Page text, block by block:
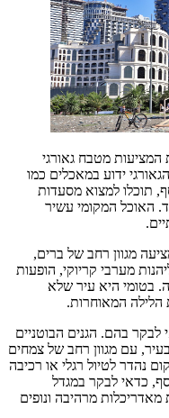
המציעות מטבח גאורגי
ידוע במאכלים כמו
תוכלו למצוא מסעדות
האוכל המקומי עשיר
מגוון רחב של ברים,
מערבי קריוקי, הופעות
בטומי היא עיר שלא
המאוחרות.
בהם. הגנים הבוטניים
עם מגוון רחב של צמחים
נהדר לטיול רגלי או רכיבה
כדאי לבקר במגדל
מרהיבה ונופים